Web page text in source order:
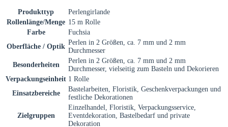
Produkttyp
Perlengirlande
Rollenlänge/Menge 15 m Rolle
Farbe
Fuchsia
Oberfläche / Optik
Perlen in 2 Größen, ca. 7 mm und 2 mm
Durchmesser
Besonderheiten
Perlen in 2 Größen, ca. 7 mm und 2 mm
Durchmesser, vielseitig zum Basteln und Dekorieren
Verpackungseinheit 1 Rolle
Einsatzbereiche
Bastelarbeiten, Floristik, Geschenkverpackungen und
festliche Dekorationen
Zielgruppen
Einzelhandel, Floristik, Verpackungsservice,
Eventdekoration, Bastelbedarf und private
Dekoration